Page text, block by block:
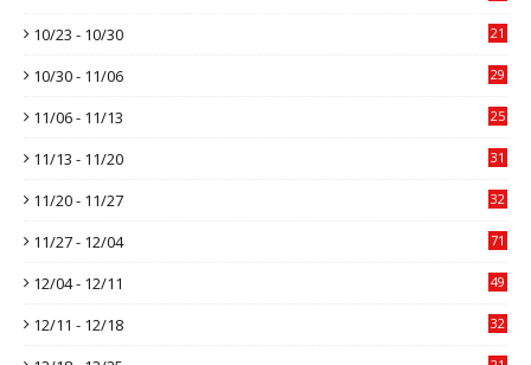
10/23 - 10/30 21
10/30 - 11/06 29
11/06 - 11/13 25
11/13 - 11/20 31
11/20 - 11/27 32
11/27 - 12/04 71
12/04 - 12/11 49
12/11 - 12/18 32